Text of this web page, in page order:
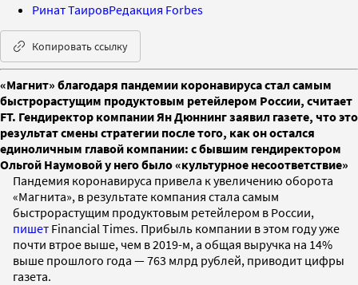
Ринат ТаировРедакция Forbes
Копировать ссылку
«Магнит» благодаря пандемии коронавируса стал самым
быстрорастущим продуктовым ретейлером России, считает
FT. Гендиректор компании Ян Дюннинг заявил газете, что это
результат смены стратегии после того, как он остался
единоличным главой компании: с бывшим гендиректором
Ольгой Наумовой у него было «культурное несоответствие»
Пандемия коронавируса привела к увеличению оборота
«Магнита», в результате компания стала самым
быстрорастущим продуктовым ретейлером в России,
пишет Financial Times. Прибыль компании в этом году уже
почти втрое выше, чем в 2019-м, а общая выручка на 14%
выше прошлого года — 763 млрд рублей, приводит цифры
газета.